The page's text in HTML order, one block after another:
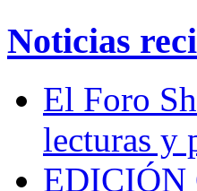
Noticias
El Foro
lecturas y
EDICIÓN